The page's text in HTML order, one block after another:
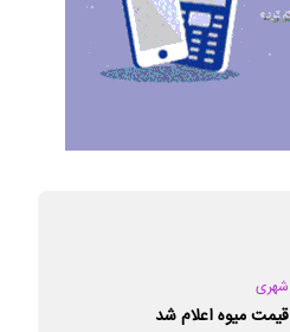
شهری
قیمت میوه اعلام شد